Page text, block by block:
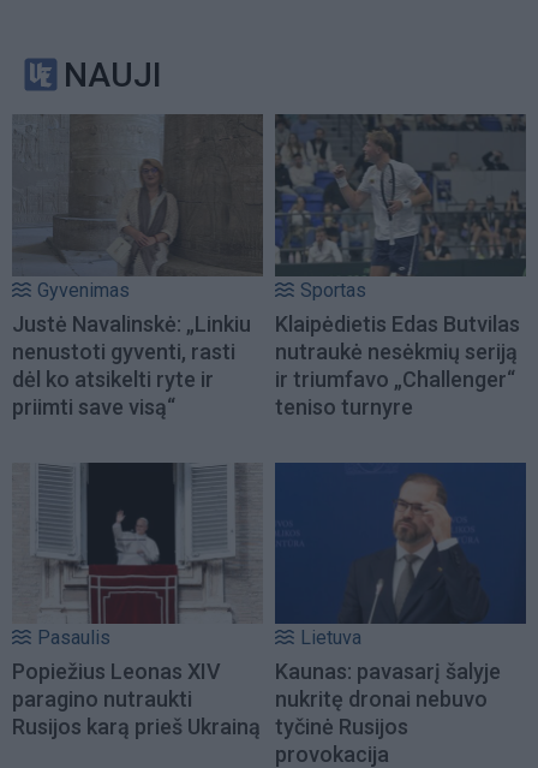
NAUJI
Gyvenimas
Justė Navalinskė: „Linkiu
nenustoti gyventi, rasti
dėl ko atsikelti ryte ir
priimti save visą“
Sportas
Klaipėdietis Edas Butvilas
nutraukė nesėkmių seriją
ir triumfavo „Challenger“
teniso turnyre
Pasaulis
Popiežius Leonas XIV
paragino nutraukti
Rusijos karą prieš Ukrainą
Lietuva
Kaunas: pavasarį šalyje
nukritę dronai nebuvo
tyčinė Rusijos
provokacija